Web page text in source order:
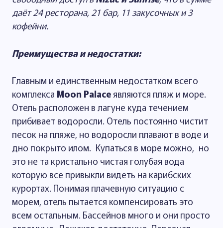
даёт 24 ресторана, 21 бар, 11 закусочных и 3
кофейни.
Преимущества и недостатки:
Главным и единственным недостатком всего
комплекса Moon Palaceявляются пляж и море.
Отель расположен в лагуне куда течением
прибивает водоросли. Отель постоянно чистит
песок на пляже, но водоросли плавают в воде и
дно покрыто илом. Купаться в море можно, но
это не та кристально чистая голубая вода
которую все привыкли видеть на карибских
курортах. Понимая плачевную ситуацию с
морем, отель пытается компенсировать это
всем остальным. Бассейнов много и они просто